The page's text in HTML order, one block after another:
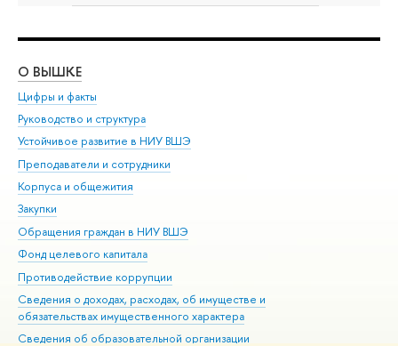
О ВЫШКЕ
Цифры и факты
Руководство и структура
Устойчивое развитие в НИУ ВШЭ
Преподаватели и сотрудники
Корпуса и общежития
Закупки
Обращения граждан в НИУ ВШЭ
Фонд целевого капитала
Противодействие коррупции
Сведения о доходах, расходах, об имуществе и
обязательствах имущественного характера
Сведения об образовательной организации